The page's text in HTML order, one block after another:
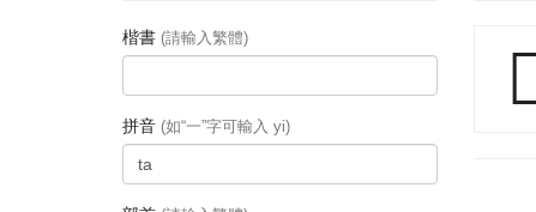
楷書 (請輸入繁體)
拼音 (如“一”字可輸入 yi)